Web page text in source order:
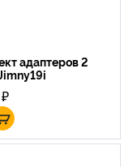
адаптеров 2
₽